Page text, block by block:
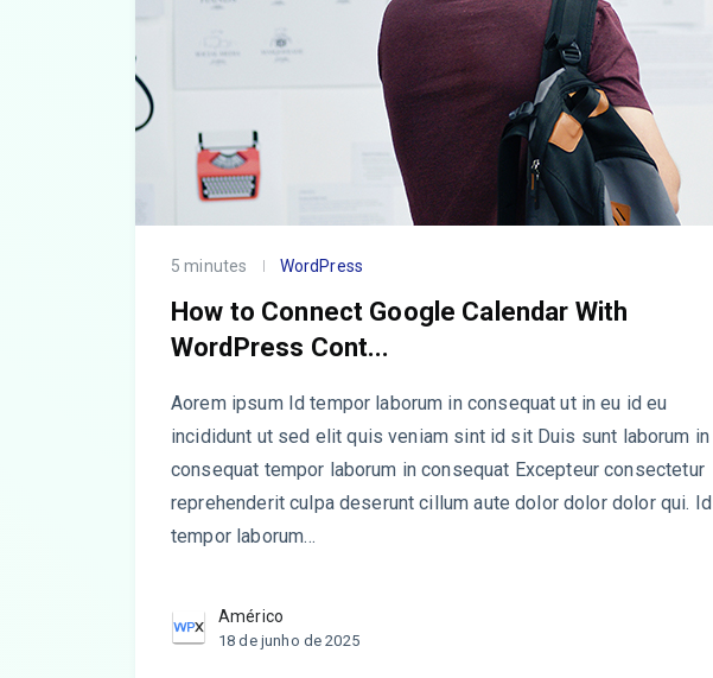
5 minutes WordPress
How to Connect Google Calendar With
WordPress Cont...
Aorem ipsum Id tempor laborum in consequat ut in eu id eu
incididunt ut sed elit quis veniam sint id sit Duis sunt laborum in
consequat tempor laborum in consequat Excepteur consectetur
reprehenderit culpa deserunt cillum aute dolor dolor dolor qui. Id
tempor laborum…
Américo
18 de junho de 2025